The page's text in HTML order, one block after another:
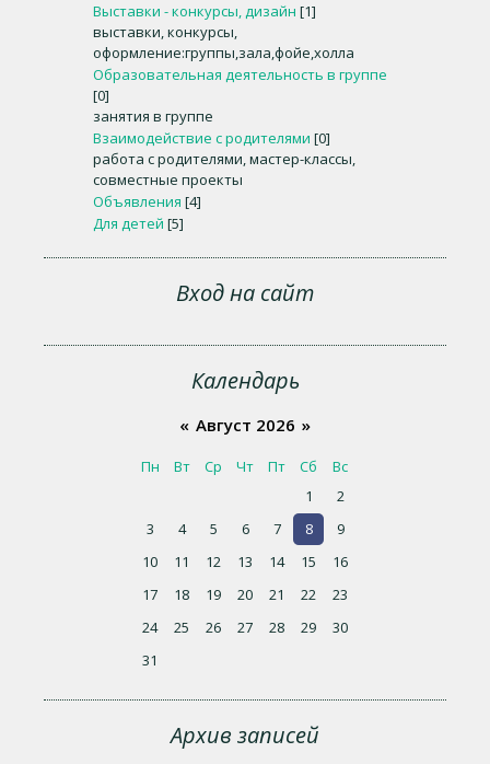
Выставки - конкурсы, дизайн [1]
выставки, конкурсы,
оформление:группы,зала,фойе,холла
Образовательная деятельность в группе
[0]
занятия в группе
Взаимодействие с родителями [0]
работа с родителями, мастер-классы,
совместные проекты
Объявления [4]
Для детей [5]
Вход на сайт
Календарь
« Август 2026 »
Пн Вт Ср Чт Пт Сб
Вс
1
2
3
4 5 6 7 8
9
10
11 12 13 14 15
16
17
18 19 20 21 22
23
24
25 26 27 28 29
30
31
Архив записей